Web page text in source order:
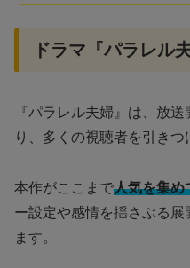
ドラマ『パラレル
『パラレル夫婦』は、放
り、多くの視聴者を引きつ
本作がここまで人気を集め
ー設定や感情を揺さぶる展
ます。